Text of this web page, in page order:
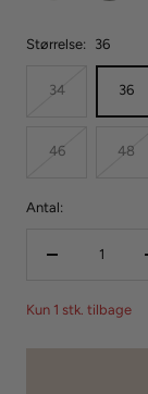
Størrelse: 36
34 36
46 48
Antal:
Reducer
Kun 1 stk. tilbage